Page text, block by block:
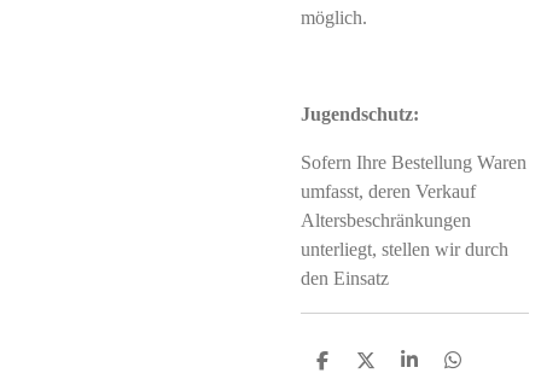
möglich.
Jugendschutz:
Sofern Ihre Bestellung Waren
umfasst, deren Verkauf
Altersbeschränkungen
unterliegt, stellen wir durch
den Einsatz
T
T
T
T